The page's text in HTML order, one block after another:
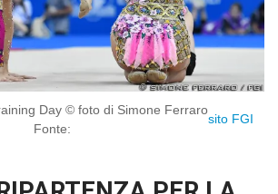
Day © foto di Simone Ferraro
Fonte:
sito FGI